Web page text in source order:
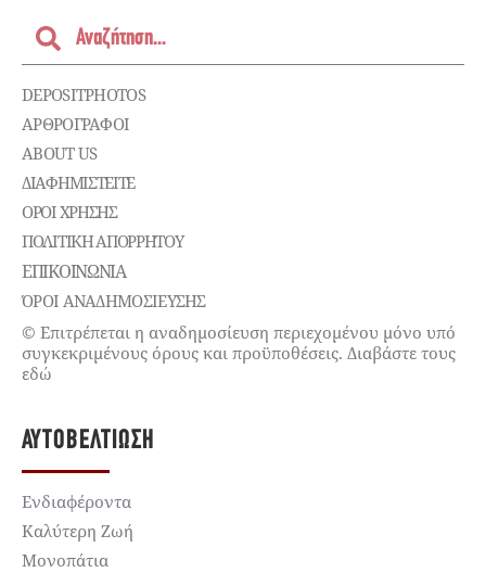
DEPOSITPHOTOS
ΑΡΘΡΟΓΡΑΦΟΙ
ABOUT US
ΔΙΑΦΗΜΙΣΤΕΊΤΕ
ΌΡΟΙ ΧΡΉΣΗΣ
ΠΟΛΙΤΙΚΉ ΑΠΟΡΡΉΤΟΥ
ΕΠΙΚΟΙΝΩΝΊΑ
ΌΡΟΙ ΑΝΑΔΗΜΟΣΙΕΥΣΗΣ
© Επιτρέπεται η αναδημοσίευση περιεχομένου μόνο υπό
συγκεκριμένους όρους και προϋποθέσεις. Διαβάστε τους
εδώ
ΑΥΤΟΒΕΛΤΊΩΣΗ
Ενδιαφέροντα
Καλύτερη Ζωή
Μονοπάτια